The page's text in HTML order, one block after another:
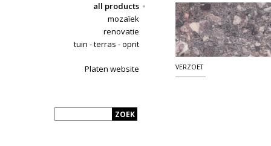
all products
mozaïek
renovatie
tuin - terras - oprit
Platen website VERZOET